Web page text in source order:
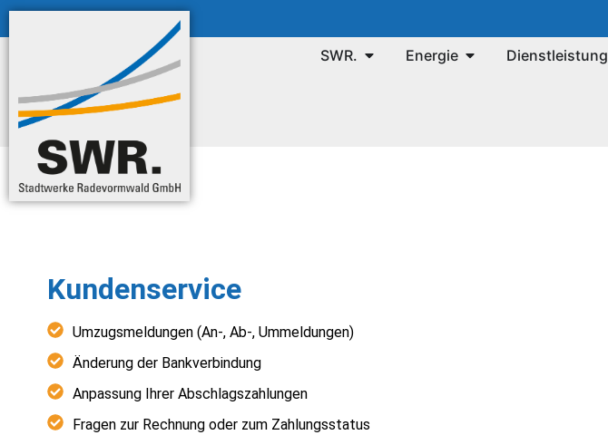
SWR. Energie Dienstleistung
Kundenservice
Umzugsmeldungen (An-, Ab-, Ummeldungen)
Änderung der Bankverbindung
Anpassung Ihrer Abschlagszahlungen
Fragen zur Rechnung oder zum Zahlungsstatus